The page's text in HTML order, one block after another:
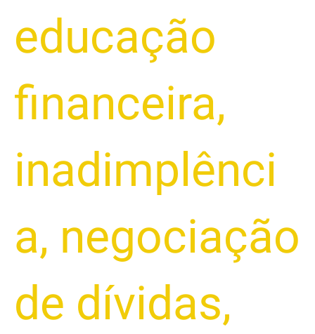
educação
financeira,
inadimplênci
a, negociação
de dívidas,